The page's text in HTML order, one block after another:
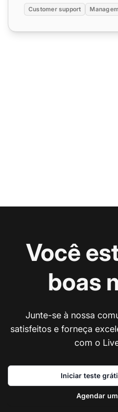
Customer support
Você
boas
Junte-se à nossa
satisfeitos e forneça
com o
Iniciar teste
Agendar